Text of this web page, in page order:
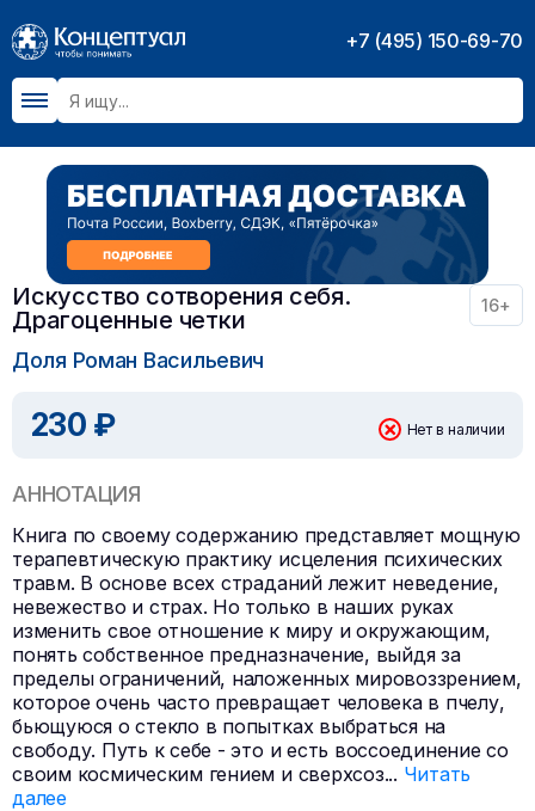
+7 (495) 150-69-70
Искусство сотворения себя.
Драгоценные четки
16+
Доля Роман Васильевич
230 ₽ Нет в наличии
АННОТАЦИЯ
Книга по своему содержанию представляет мощную
терапевтическую практику исцеления психических
травм. В основе всех страданий лежит неведение,
невежество и страх. Но только в наших руках
изменить свое отношение к миру и окружающим,
понять собственное предназначение, выйдя за
пределы ограничений, наложенных мировоззрением,
которое очень часто превращает человека в пчелу,
бьющуюся о стекло в попытках выбраться на
свободу. Путь к себе - это и есть воссоединение со
своим космическим гением и сверхсоз... Читать
далее